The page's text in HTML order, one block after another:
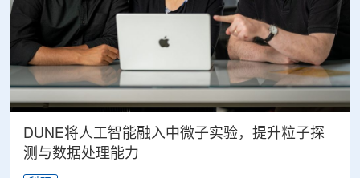
DUNE将人工智能融入中微子实验，提升粒子探
测与数据处理能力